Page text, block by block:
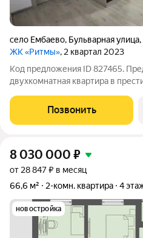
село Ембаево, Бульварная улица,
ЖК «Ритмы», 2 квартал 2023
Код предложения ID 827465.
двухкомнатная квартира в
можно сразу заезжать и жить.
изолированные комнаты,
Позвонить
8 030 000 ₽
от 28 847 ₽ в месяц
66,6 м²
2-комн. квартира 4
новостройка